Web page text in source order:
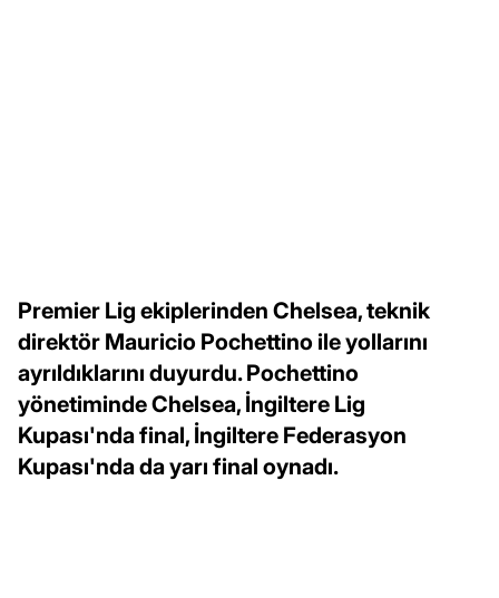
Premier Lig ekiplerinden Chelsea, teknik
direktör Mauricio Pochettino ile yollarını
ayrıldıklarını duyurdu. Pochettino
yönetiminde Chelsea, İngiltere Lig
Kupası'nda final, İngiltere Federasyon
Kupası'nda da yarı final oynadı.